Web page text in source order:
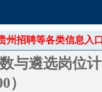
州招聘等各类信息入口
与遴选岗位计
）